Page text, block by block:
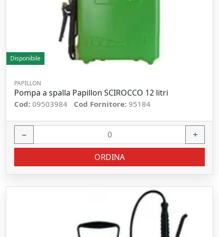
Disponibile
PAPILLON
Pompa a spalla Papillon SCIROCCO 12 litri
Cod: 09503984 Cod Fornitore: 95184
− +
ORDINA